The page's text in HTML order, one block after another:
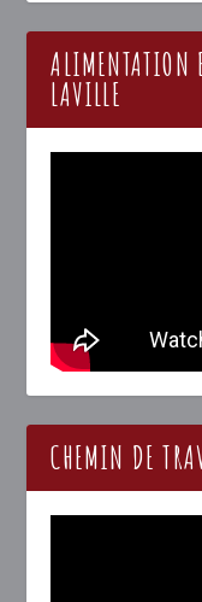
ALIMENTATION
LAVILLE
CHEMIN DE